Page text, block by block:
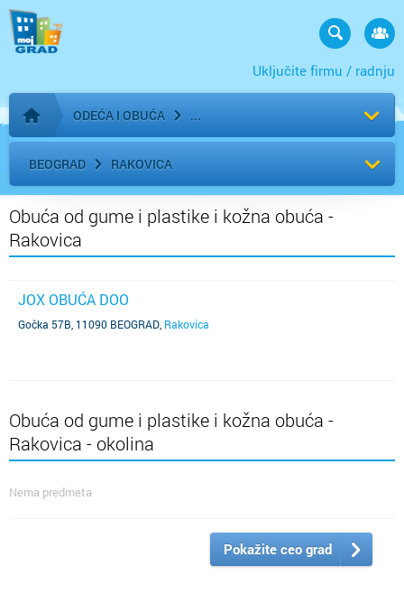
Uključite firmu / radnju
Početna stranica
ODEĆA I OBUĆA
BEOGRAD RAKOVICA
Obuća od gume i plastike i kožna obuća -
Rakovica
JOX OBUĆA DOO
Gočka 57B, 11090 BEOGRAD Rakovica
Obuća od gume i plastike i kožna obuća -
Rakovica - okolina
Nema predmeta
Pokažite ceo grad